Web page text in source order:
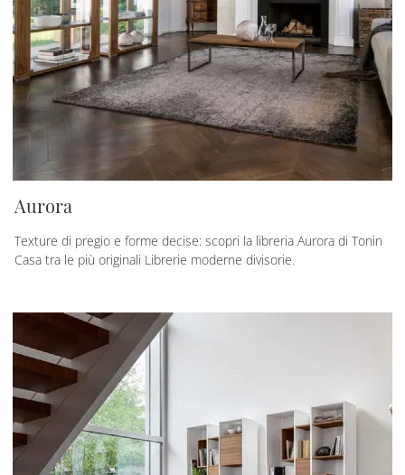
Aurora
Texture di pregio e forme decise: scopri la libreria Aurora di Tonin
Casa tra le più originali Librerie moderne divisorie.